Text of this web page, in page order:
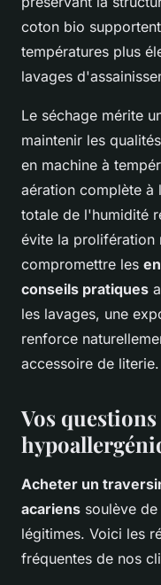
coton bio
températures plus
lavages
Le séchage mérite
maintenir les
en machine à
aération complète
totale de l'humidité
évite la prolifération
compromettre les
conseils pratiques
les lavages, une
renforce
accessoire de literie.
Vos
Acheter un
acariens soulève
légitimes. Voici les
fréquentes de nos